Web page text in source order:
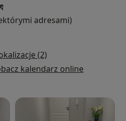
adresami)
(2)
kalendarz online